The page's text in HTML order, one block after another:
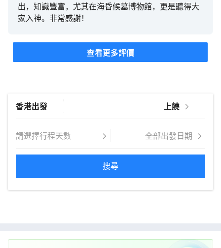
出，知識豐富，尤其在海昏候墓博物館，更是聽得大
家入神。非常感謝！
查看更多評價
搜尋